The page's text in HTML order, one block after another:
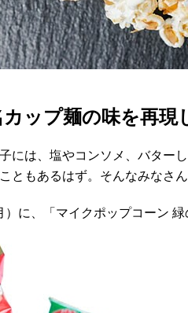
ップ麺の味を再現
には、塩やコンソメ、バター
ともあるはず。そんなみなさ
）に、「マイクポップコーン